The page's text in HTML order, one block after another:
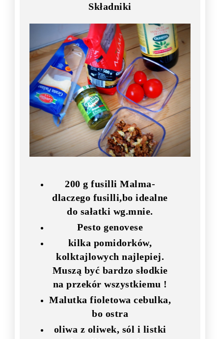
Składniki
200 g fusilli Malma-
dlaczego fusilli,bo idealne
do sałatki wg.mnie.
Pesto genovese
kilka pomidorków,
kolktajlowych najlepiej.
Muszą być bardzo słodkie
na przekór wszystkiemu !
Malutka fioletowa cebulka,
bo ostra
oliwa z oliwek, sól i listki